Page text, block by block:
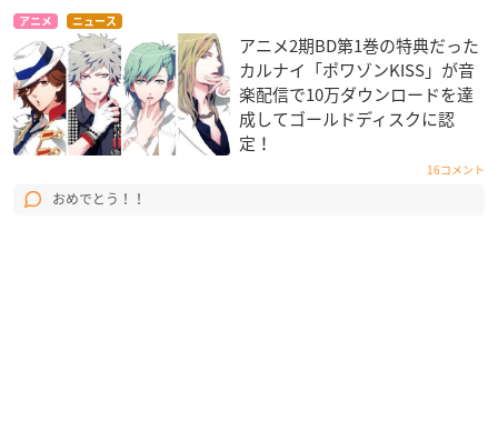
アニメ ニュース
アニメ2期BD第1巻の特典だった
カルナイ「ポワゾンKISS」が音
楽配信で10万ダウンロードを達
成してゴールドディスクに認
定！
16コメント
おめでとう！！